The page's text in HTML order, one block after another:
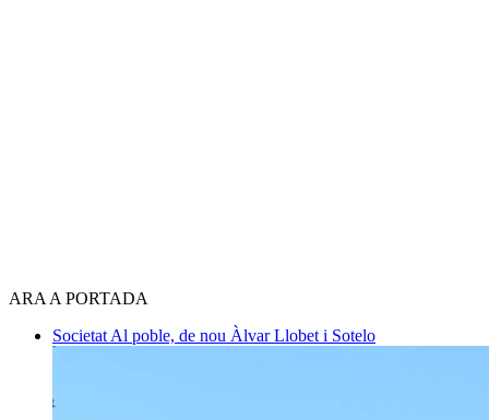
ARA A PORTADA
Societat Al poble, de nou Àlvar Llobet i Sotelo